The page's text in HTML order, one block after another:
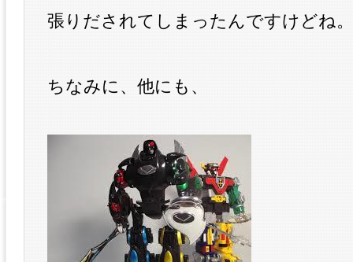
張りだされてしまったんですけどね。
ちなみに、他にも、